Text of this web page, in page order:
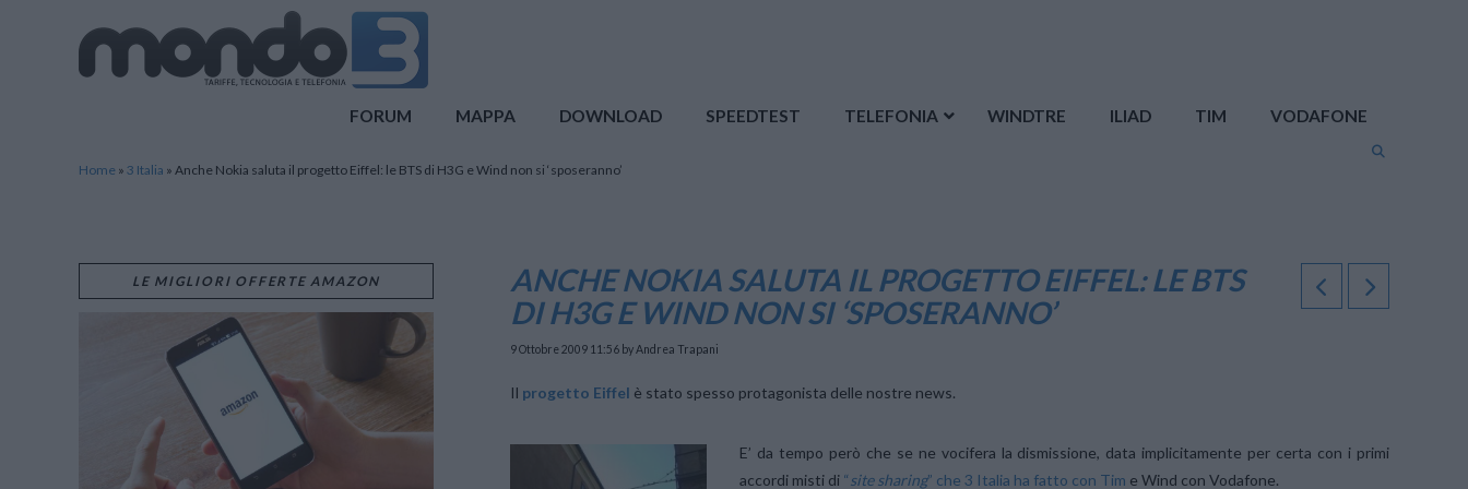
FORUM MAPPA DOWNLOAD SPEEDTEST TELEFONIA WINDTRE ILIAD TIM VODAFONE
Home » 3 Italia » Anche Nokia saluta il progetto Eiffel: le BTS di H3G e Wind non si ‘sposeranno’
ANCHE NOKIA SALUTA IL PROGETTO EIFFEL: LE BTS
DI H3G E WIND NON SI ‘SPOSERANNO’
9 Ottobre 2009 11:56 by Andrea Trapani
Il progetto Eiffel è stato spesso protagonista delle nostre news.
E’ da tempo però che se ne vocifera la dismissione, data implicitamente per certa con i primi
accordi misti di “ site sharing” che 3 Italia ha fatto con Tim e Wind con Vodafone.
LE MIGLIORI OFFERTE AMAZON